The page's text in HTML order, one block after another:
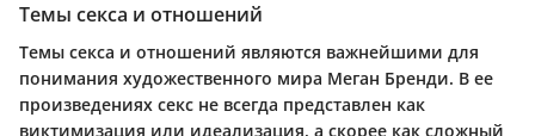
Темы секса и отношений
Темы секса и отношений являются важнейшими для
понимания художественного мира Меган Бренди. В ее
произведениях секс не всегда представлен как
виктимизация или идеализация, а скорее как сложный